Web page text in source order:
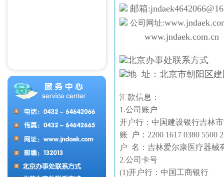
邮箱
公司网址
www.jndaek.com.cn
北京办事处联系方式
地 址：北京市朝阳区建
汇款信息：
1.公司账户
开户行：中国建设银行吉林
账 户：2200 1617 0380 5500
户 名：吉林爱尔康医疗器械
2.公司卡号
(1)开户行：中国工商银行